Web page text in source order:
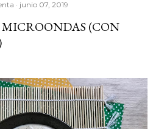
junio 07, 2019
(CON